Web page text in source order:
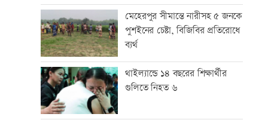
মেহেরপুর সীমান্তে নারীসহ ৫ জনকে
পুশইনের চেষ্টা, বিজিবির প্রতিরোধে
ব্যর্থ
থাইল্যান্ডে ১৪ বছরের শিক্ষার্থীর
গুলিতে নিহত ৬